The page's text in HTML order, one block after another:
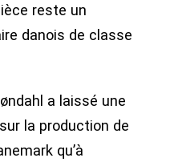
reste un
danois de classe
a laissé une
la production de
qu’à